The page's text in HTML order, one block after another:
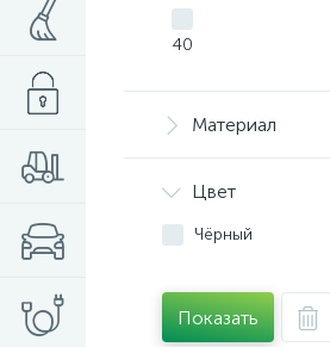
40
Материал
Цвет
Чёрный
Показать